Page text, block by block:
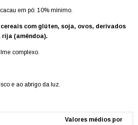
em pó: 10% mínimo.
com glúten, soja, ovos, derivados
(amêndoa).
complexo.
e ao abrigo da luz.
Valores médios por